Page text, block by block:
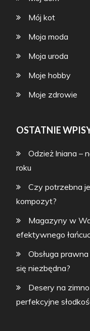
Mój kot
Moja moda
Moja uroda
Moje hobby
Moje zdrowie
OSTATNIE
Odzież lniana –
roku
Czy potrzebna
kompozyt?
Magazyny w
efektywnego
Obsługa
się niezbędna?
Desery na
perfekcyjne